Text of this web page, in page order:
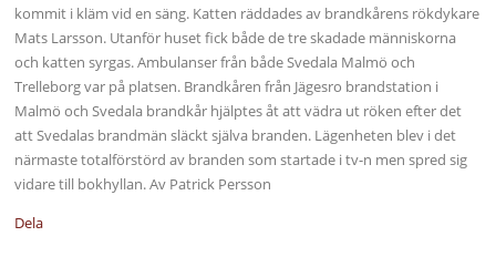
kommit i kläm vid en säng. Katten räddades av brandkårens rökdykare
Mats Larsson. Utanför huset fick både de tre skadade människorna
och katten syrgas. Ambulanser från både Svedala Malmö och
Trelleborg var på platsen. Brandkåren från Jägesro brandstation i
Malmö och Svedala brandkår hjälptes åt att vädra ut röken efter det
att Svedalas brandmän släckt själva branden. Lägenheten blev i det
närmaste totalförstörd av branden som startade i tv-n men spred sig
vidare till bokhyllan. Av Patrick Persson
Dela